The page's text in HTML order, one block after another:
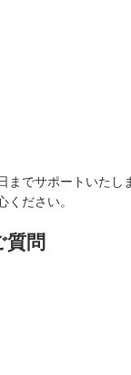
までサポートいたし
ださい。
問